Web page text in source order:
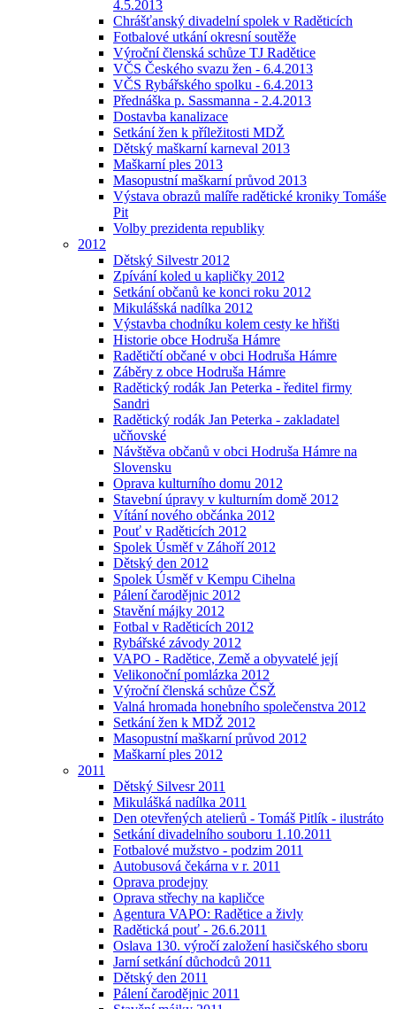
4.5.2013
Chrášťanský divadelní spolek v Raděticích
Fotbalové utkání okresní soutěže
Výroční členská schůze TJ Radětice
VČS Českého svazu žen - 6.4.2013
VČS Rybářského spolku - 6.4.2013
Přednáška p. Sassmanna - 2.4.2013
Dostavba kanalizace
Setkání žen k příležitosti MDŽ
Dětský maškarní karneval 2013
Maškarní ples 2013
Masopustní maškarní průvod 2013
Výstava obrazů malíře radětické kroniky Tomáše
Pit
Volby prezidenta republiky
2012
Dětský Silvestr 2012
Zpívání koled u kapličky 2012
Setkání občanů ke konci roku 2012
Mikulášská nadílka 2012
Výstavba chodníku kolem cesty ke hřišti
Historie obce Hodruša Hámre
Radětičtí občané v obci Hodruša Hámre
Záběry z obce Hodruša Hámre
Radětický rodák Jan Peterka - ředitel firmy
Sandri
Radětický rodák Jan Peterka - zakladatel
učňovské
Návštěva občanů v obci Hodruša Hámre na
Slovensku
Oprava kulturního domu 2012
Stavební úpravy v kulturním domě 2012
Vítání nového občánka 2012
Pouť v Raděticích 2012
Spolek Úsměf v Záhoří 2012
Dětský den 2012
Spolek Úsměf v Kempu Cihelna
Pálení čarodějnic 2012
Stavění májky 2012
Fotbal v Raděticích 2012
Rybářské závody 2012
VAPO - Radětice, Země a obyvatelé její
Velikonoční pomlázka 2012
Výroční členská schůze ČSŽ
Valná hromada honebního společenstva 2012
Setkání žen k MDŽ 2012
Masopustní maškarní průvod 2012
Maškarní ples 2012
2011
Dětský Silvesr 2011
Mikulášká nadílka 2011
Den otevřených atelierů - Tomáš Pitlík - ilustráto
Setkání divadelního souboru 1.10.2011
Fotbalové mužstvo - podzim 2011
Autobusová čekárna v r. 2011
Oprava prodejny
Oprava střechy na kapličce
Agentura VAPO: Radětice a živly
Radětická pouť - 26.6.2011
Oslava 130. výročí založení hasičského sboru
Jarní setkání důchodců 2011
Dětský den 2011
Pálení čarodějnic 2011